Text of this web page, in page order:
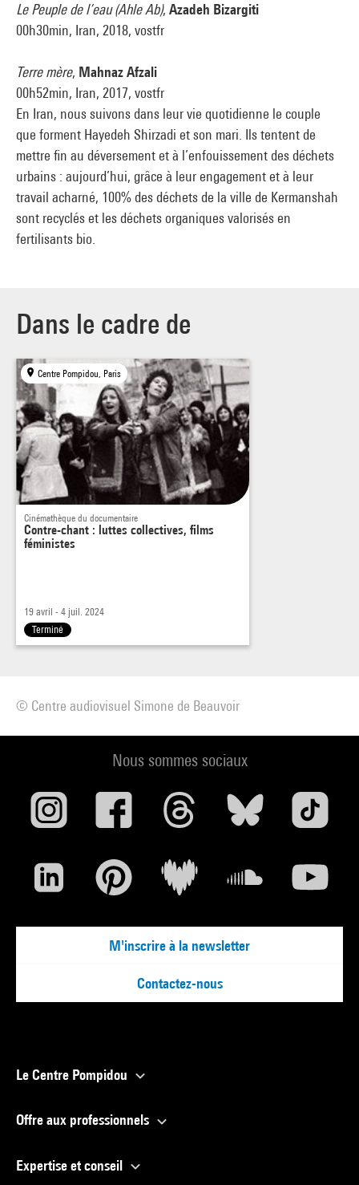
Le Peuple de l’eau (Ahle Ab), Azadeh Bizargiti
00h30min, Iran, 2018, vostfr
Terre mère, Mahnaz Afzali
00h52min, Iran, 2017, vostfr
En Iran, nous suivons dans leur vie quotidienne le couple
que forment Hayedeh Shirzadi et son mari. Ils tentent de
mettre fin au déversement et à l’enfouissement des déchets
urbains : aujourd’hui, grâce à leur engagement et à leur
travail acharné, 100% des déchets de la ville de Kermanshah
sont recyclés et les déchets organiques valorisés en
fertilisants bio.
Dans le cadre de
Centre Pompidou, Paris
Cinémathèque du documentaire
Contre-chant : luttes collectives, films
féministes
19 avril - 4 juil. 2024
Terminé
© Centre audiovisuel Simone de Beauvoir
Nous sommes sociaux
M'inscrire à la newsletter
Contactez-nous
Le Centre Pompidou
Offre aux professionnels
Expertise et conseil